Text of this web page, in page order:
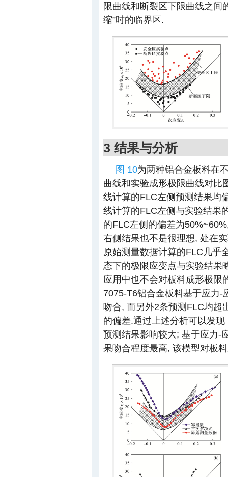
限曲线和断裂区下限曲线之间
缩”时的临界区.
3 结果与分析
图 10为两种铝合金板料在
曲线和实验成形极限曲线对比
线计算的FLC左侧预测结果均
线计算的FLC左侧与实验结果
的FLC左侧的偏差为
右侧结果也不是很理想, 处在
原始测量数据计算的FLC几乎
态下的极限应变点与实验结果
应用中也不会对板料成形极
7075-T6铝合金板料基于应力-
吻合, 而另外2条预测FLC均超
的偏差.通过上述分析可以发
预测结果影响较大; 基于应力-
果吻合程度最高, 该模型对板